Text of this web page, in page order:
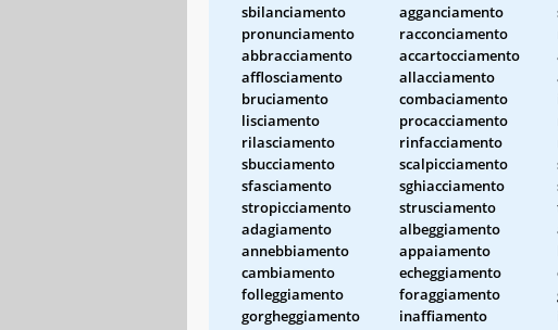
sbilanciamento agganciamento
pronunciamento
racconciamento
abbracciamento
accartocciamento
afflosciamento
allacciamento
bruciamento
combaciamento
lisciamento
procacciamento
rilasciamento
rinfacciamento
sbucciamento
scalpicciamento
sfasciamento
sghiacciamento
stropicciamento
strusciamento
adagiamento
albeggiamento
annebbiamento
appaiamento
cambiamento
echeggiamento
folleggiamento
foraggiamento
gorgheggiamento
inaffiamento